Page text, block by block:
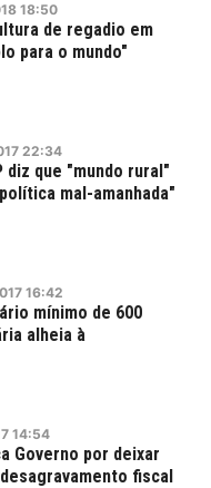
18:50
de regadio em
para o mundo"
22:34
diz que "mundo rural"
mal-amanhada"
16:42
mínimo de 600
alheia à
14:54
Governo por deixar
fiscal